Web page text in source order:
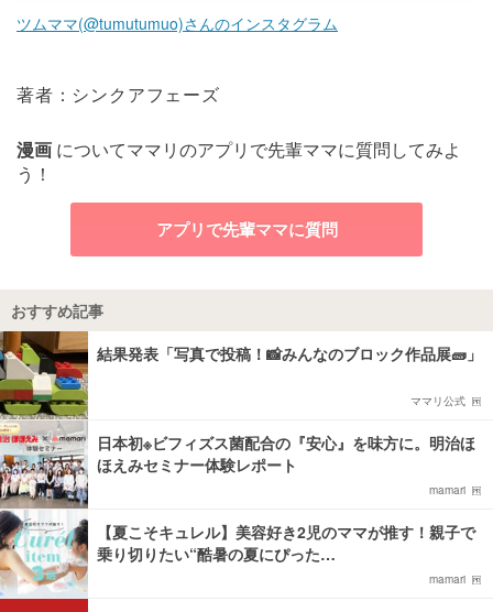
ツムママ(@tumutumuo)さんのインスタグラム
著者：シンクアフェーズ
漫画 についてママリのアプリで先輩ママに質問してみよ
う！
アプリで先輩ママに質問
おすすめ記事
結果発表「写真で投稿！📸みんなのブロック作品展🧱」
ママリ公式
日本初※ビフィズス菌配合の『安心』を味方に。明治ほ
ほえみセミナー体験レポート
mamari
【夏こそキュレル】美容好き2児のママが推す！親子で
乗り切りたい“酷暑の夏にぴった…
mamari